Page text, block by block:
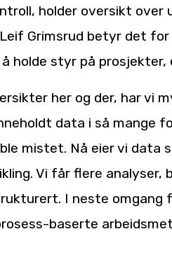
holder oversikt over
Grimsrud betyr det
holde styr på prosjekter,
her og der, har vi
data i så mange
mistet. Nå eier vi data
Vi får flere analyser,
I neste
baserte